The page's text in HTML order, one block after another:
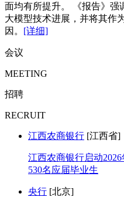
面均有所提升。 《报告》强
大模型技术进展，并将其作
因。 [详细]
会议
MEETING
招聘
RECRUIT
江西农商银行 [江西省]
江西农商银行启动
530名应届毕业生
央行 [北京]